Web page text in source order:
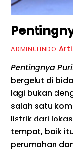
ADMINULINDO
Pentingnya
bergelut di
lagi bukan
salah satu
listrik dari
tempat, baik
perumahan